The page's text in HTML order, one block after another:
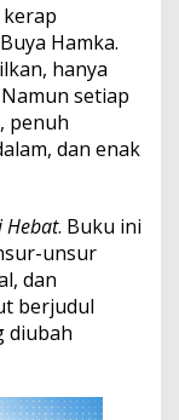
kerap
Hamka.
hanya
setiap
penuh
dan enak
Hebat. Buku ini
unsur
dan
berjudul
diubah